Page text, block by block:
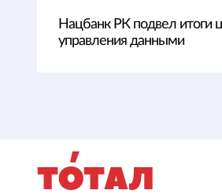
Нацбанк РК подвел итоги
управления данными